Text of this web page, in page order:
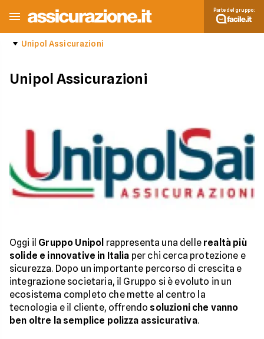
Parte del gruppo:
Unipol Assicurazioni
Unipol Assicurazioni
Oggi il Gruppo Unipol rappresenta una delle realtà più
solide e innovative in Italia per chi cerca protezione e
sicurezza. Dopo un importante percorso di crescita e
integrazione societaria, il Gruppo si è evoluto in un
ecosistema completo che mette al centro la
tecnologia e il cliente, offrendo soluzioni che vanno
ben oltre la semplice polizza assicurativa.